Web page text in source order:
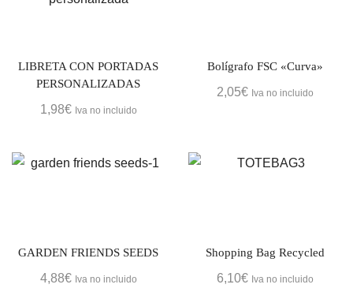
LIBRETA CON PORTADAS
PERSONALIZADAS
1,98€ Iva no incluido
Bolígrafo FSC «Curva»
2,05€ Iva no incluido
GARDEN FRIENDS SEEDS
4,88€ Iva no incluido
Shopping Bag Recycled
6,10€ Iva no incluido